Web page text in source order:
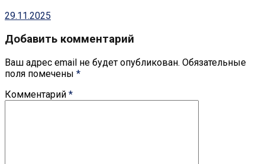
29.11.2025
Добавить комментарий
Ваш адрес email не будет опубликован. Обязательные
поля помечены *
Комментарий *